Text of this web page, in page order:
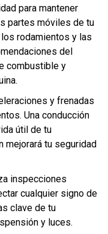
para mantener
partes móviles de tu
rodamientos y las
del
combustible y
y frenadas
Una conducción
útil de tu
mejorará tu seguridad
inspecciones
cualquier signo de
clave de tu
y luces.